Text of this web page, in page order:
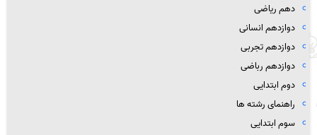
دهم ریاضی
دوازدهم انسانی
دوازدهم تجربی
دوازدهم رباضی
دوم ابتدایی
راهنمای رشته ها
سوم ابتدایی